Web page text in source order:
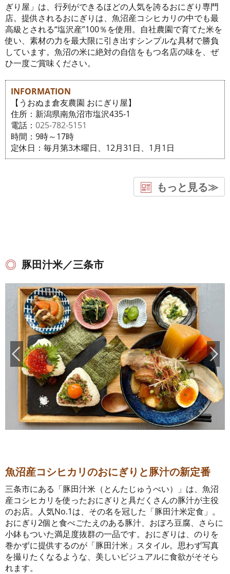
ぎり屋」は、行列ができるほどの人気を誇るおにぎり専門
店。提供されるおにぎりは、魚沼産コシヒカリの中でも最
高級とされる“塩沢産”100％を使用。自社農園で育てた米を
使い、素材の力を最大限に引き出すシンプルな具材で勝負
しています。魚沼の米に絶対の自信をもつ名店の味を、ぜ
ひ一度ご賞味ください。
INFORMATION
【うおぬま倉友農園 おにぎり屋】
住所：新潟県南魚沼市塩沢435-1
電話： 025-782-5151
時間：9時～17時
定休日：毎月第3木曜日、12月31日、1月1日
もっと見る≫
豚田汁米／三条市
魚沼産コシヒカリのおにぎりと豚汁の新定番
三条市にある「豚田汁米（とんたじゅうべい）」は、魚沼
産コシヒカリを使ったおにぎりと具だくさんの豚汁が主役
のお店。人気No.1は、その名を冠した「豚田汁米定食」。
おにぎり2個と食べごたえのある豚汁、おぼろ豆腐、さらに
小鉢もついた満足度抜群の一品です。おにぎりは、のりを
巻かずに提供するのが「豚田汁米」スタイル。思わず写真
を撮りたくなるような、美しいビジュアルに食欲がそそら
れます。